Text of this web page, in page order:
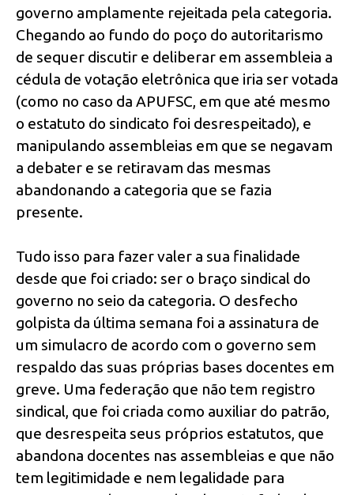
governo amplamente rejeitada pela categoria.
Chegando ao fundo do poço do autoritarismo
de sequer discutir e deliberar em assembleia a
cédula de votação eletrônica que iria ser votada
(como no caso da APUFSC, em que até mesmo
o estatuto do sindicato foi desrespeitado), e
manipulando assembleias em que se negavam
a debater e se retiravam das mesmas
abandonando a categoria que se fazia
presente.
Tudo isso para fazer valer a sua finalidade
desde que foi criado: ser o braço sindical do
governo no seio da categoria. O desfecho
golpista da última semana foi a assinatura de
um simulacro de acordo com o governo sem
respaldo das suas próprias bases docentes em
greve. Uma federação que não tem registro
sindical, que foi criada como auxiliar do patrão,
que desrespeita seus próprios estatutos, que
abandona docentes nas assembleias e que não
tem legitimidade e nem legalidade para